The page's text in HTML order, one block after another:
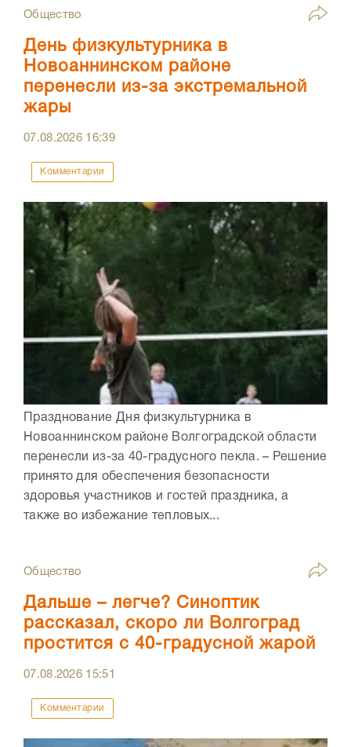
Общество
День физкультурника в
Новоаннинском районе
перенесли из-за экстремальной
жары
07.08.2026 16:39
Комментарии
Празднование Дня физкультурника в
Новоаннинском районе Волгоградской области
перенесли из-за 40-градусного пекла. – Решение
принято для обеспечения безопасности
здоровья участников и гостей праздника, а
также во избежание тепловых...
Общество
Дальше – легче? Синоптик
рассказал, скоро ли Волгоград
простится с 40-градусной жарой
07.08.2026 15:51
Комментарии